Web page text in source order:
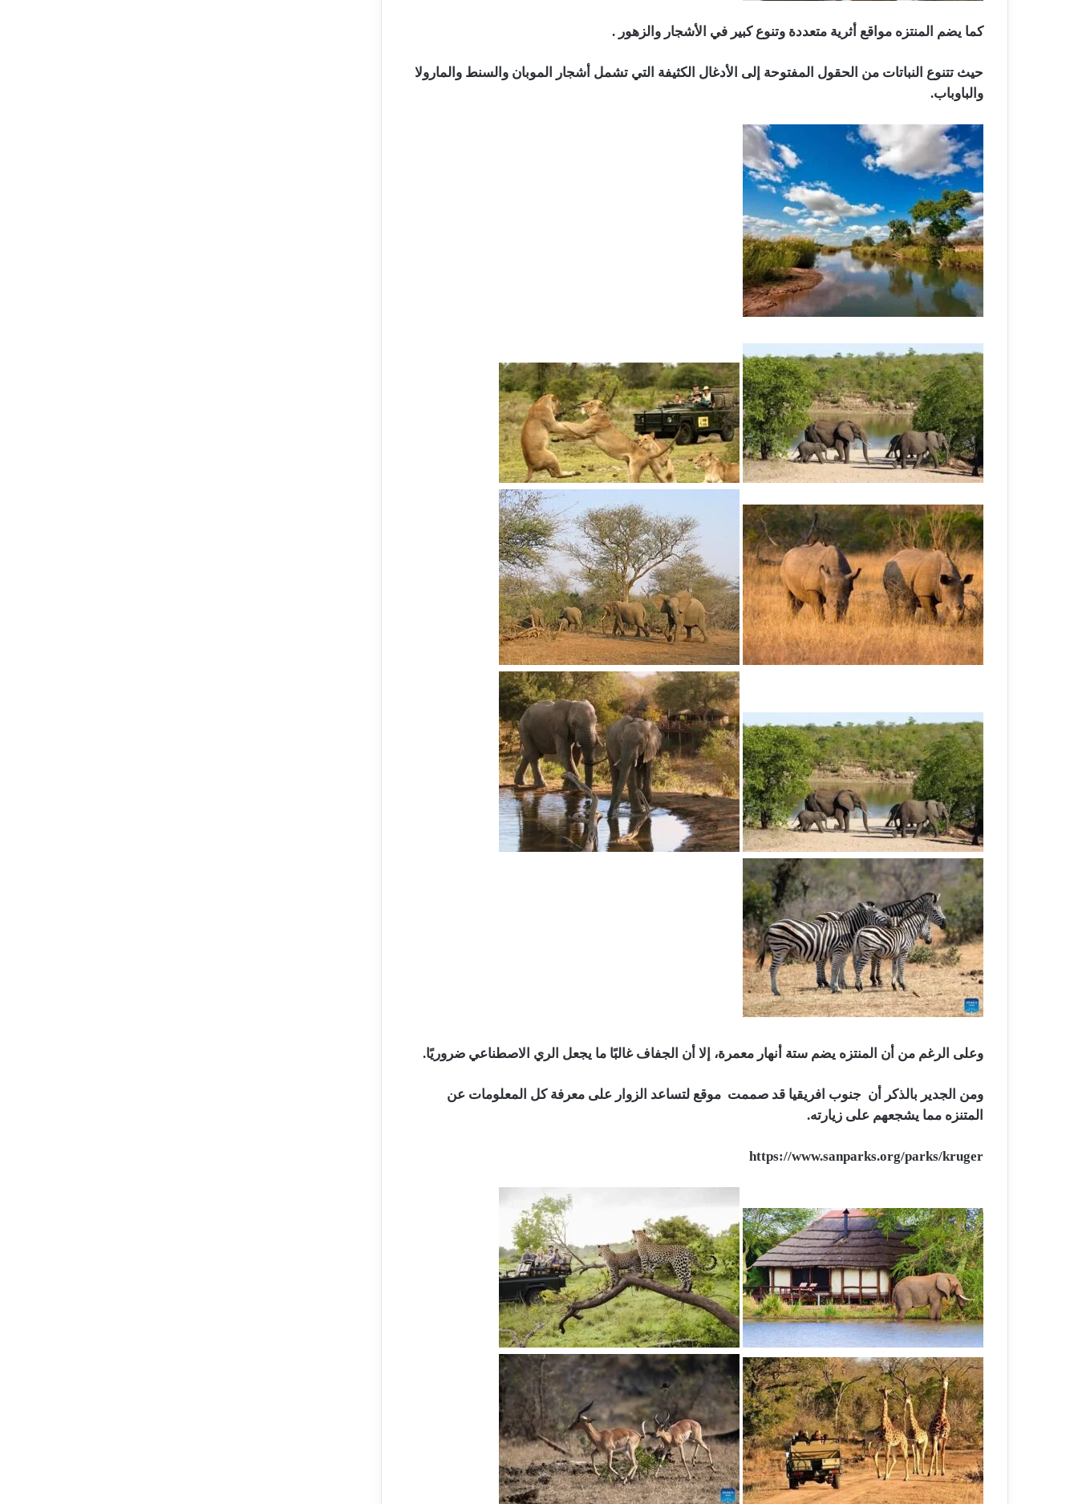
كما يضم المنتزه مواقع أثرية متعددة وتنوع كبير في الأشجار والزهور .
حيث تتنوع النباتات من الحقول المفتوحة إلى الأدغال الكثيفة التي تشمل أشجار الموبان والسنط والمارولا
والباوباب.
وعلى الرغم من أن المنتزه يضم ستة أنهار معمرة، إلا أن الجفاف غالبًا ما يجعل الري الاصطناعي ضروريًا.
ومن الجدير بالذكر أن جنوب افريقيا قد صممت موقع لتساعد الزوار على معرفة كل المعلومات عن
المتنزه مما يشجعهم على زيارته.
https://www.sanparks.org/parks/kruger